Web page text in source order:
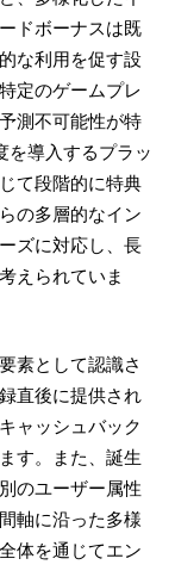
ドボーナスは既
な利用を促す設
定のゲームプレ
測不可能性が特
を導入するプラッ
て段階的に特典
の多層的なイン
ズに対応し、長
えられていま
素として認識さ
直後に提供され
ャッシュバック
す。また、誕生
のユーザー属性
軸に沿った多様
体を通じてエン